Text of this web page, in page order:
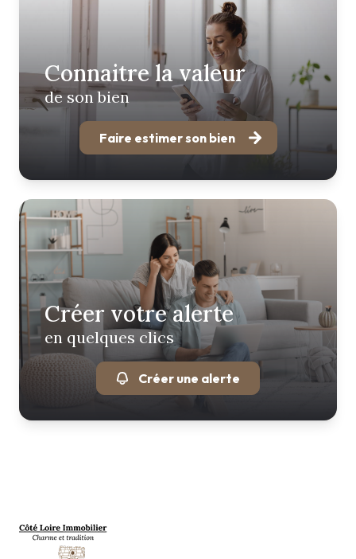
Connaitre la valeur
de son bien
Faire estimer son bien
Créer votre alerte
en quelques clics
Créer une alerte